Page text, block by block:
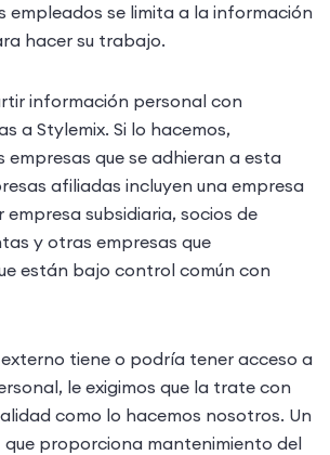
empleados se limita a la información
hacer su trabajo.
información personal con
a Stylemix. Si lo hacemos,
empresas que se adhieran a esta
afiliadas incluyen una empresa
empresa subsidiaria, socios de
y otras empresas que
están bajo control común con
tiene o podría tener acceso a
le exigimos que la trate con
como lo hacemos nosotros. Un
proporciona mantenimiento del